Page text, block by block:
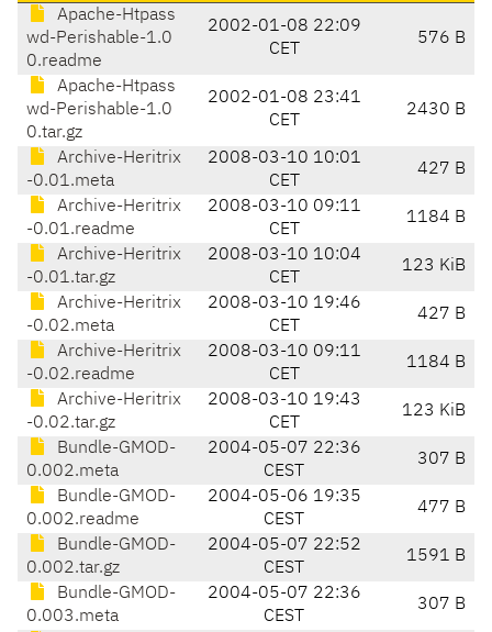
Apache-Htpass
wd-Perishable-1.0
0.readme
2002-01-08 22:09
CET
576 B
Apache-Htpass
wd-Perishable-1.0
0.tar.gz
2002-01-08 23:41
CET
2430 B
Archive-Heritrix
-0.01.meta
2008-03-10 10:01
CET
427 B
Archive-Heritrix
-0.01.readme
2008-03-10 09:11
CET
1184 B
Archive-Heritrix
-0.01.tar.gz
2008-03-10 10:04
CET
123 KiB
Archive-Heritrix
-0.02.meta
2008-03-10 19:46
CET
427 B
Archive-Heritrix
-0.02.readme
2008-03-10 09:11
CET
1184 B
Archive-Heritrix
-0.02.tar.gz
2008-03-10 19:43
CET
123 KiB
Bundle-GMOD-
0.002.meta
2004-05-07 22:36
CEST
307 B
Bundle-GMOD-
0.002.readme
2004-05-06 19:35
CEST
477 B
Bundle-GMOD-
0.002.tar.gz
2004-05-07 22:52
CEST
1591 B
Bundle-GMOD-
0.003.meta
2004-05-07 22:36
CEST
307 B